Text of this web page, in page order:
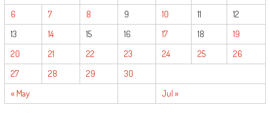
« May Jul »
6
7 8 9 10 11
12
13
14 15 16 17 18
19
20
21 22 23 24 25
26
27
28 29 30